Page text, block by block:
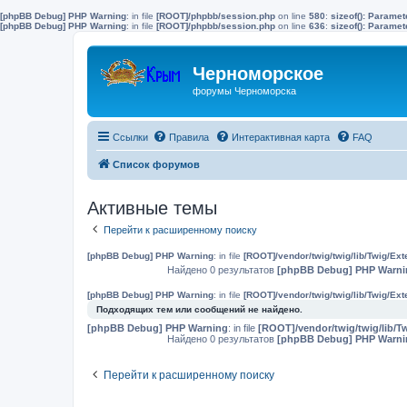
[phpBB Debug] PHP Warning: in file [ROOT]/phpbb/session.php on line 580: sizeof():
[phpBB Debug] PHP Warning: in file [ROOT]/phpbb/session.php on line 636: sizeof():
Черноморское
форумы Черноморска
Ссылки Правила Интерактивная карта FAQ
Список форумов
Активные темы
Перейти к расширенному поиску
[phpBB Debug] PHP Warning: in file [ROOT]/vendor/twig/twig/lib/Twig/
Найдено 0 результатов [phpBB Debug] PHP
[phpBB Debug] PHP Warning: in file [ROOT]/vendor/twig/twig/lib/Twig/
Подходящих тем или сообщений не найдено.
[phpBB Debug] PHP Warning: in file [ROOT]/vendor/twig/twig/lib/
Найдено 0 результатов [phpBB Debug] PHP
Перейти к расширенному поиску